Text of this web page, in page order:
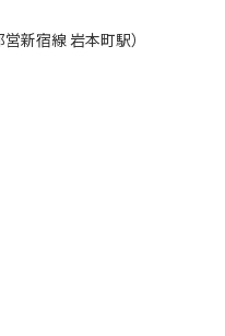
新宿線 岩本町駅）